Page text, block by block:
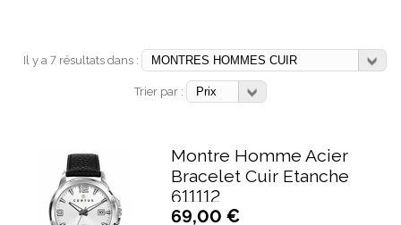
Il y a 7 résultats dans :
Trier par :
Montre Homme Acier
Bracelet Cuir Etanche
611112
69,00 €